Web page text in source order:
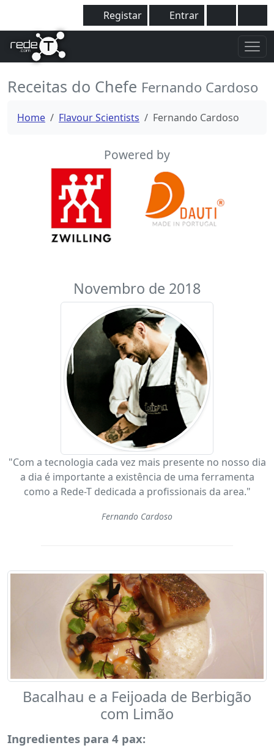
Registar Entrar
Receitas do Chefe Fernando Cardoso
Home Flavour Scientists Fernando Cardoso
Powered by
Novembro de 2018
"Com a tecnologia cada vez mais presente no nosso dia
a dia é importante a existência de uma ferramenta
como a Rede-T dedicada a profissionais da area."
Fernando Cardoso
Bacalhau e a Feijoada de Berbigão
com Limão
Ingredientes para 4 pax: